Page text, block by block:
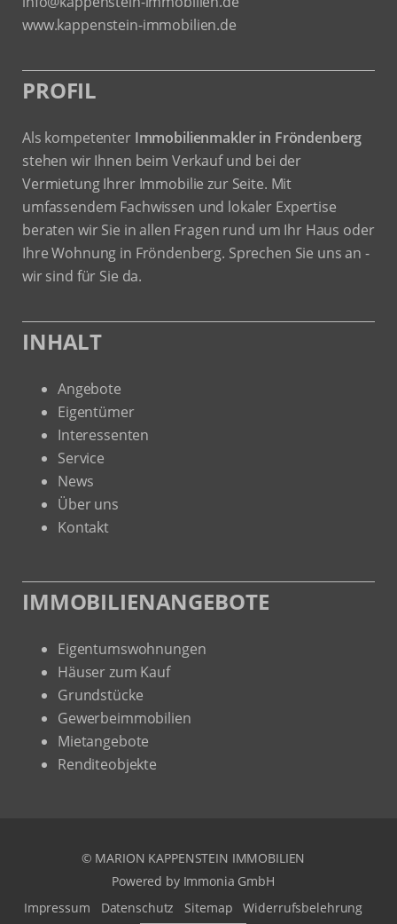
Als kompetenter
zur Seite. Mit umfassendem Fachwissen und lokaler Expertise
beraten wir Sie in allen Fragen rund um Ihr Haus oder Ihre
Wohnung in Fröndenberg. Sprechen Sie uns an - wir sind für
Sie da.
INHALT
Angebote
Eigentümer
Service
News
Über uns
Kontakt
IMMOBILIENANGEBOTE
Eigentumswohnungen
Häuser zum Kauf
Gewerbeimmobilien
Mietangebote
Renditeobjekte
Vertrag widerrufen